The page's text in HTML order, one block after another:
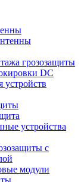
грозозащиты
DC
устройств
устройства
с
модули